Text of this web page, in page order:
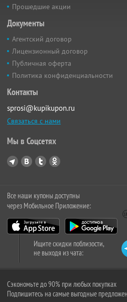
Прошедшие акции
Документы
Агентский договор
Лицензионный договор
Публичная оферта
Политика конфиденциальности
Контакты
sprosi@kupikupon.ru
Связаться с нами
Мы в Соцсетях
Все наши купоны доступны
через Мобильное Приложение:
Ищите скидки поблизости,
не выходя из чата:
Сэкономьте до 90% при любых покупках
Подпишитесь на самые выгодные